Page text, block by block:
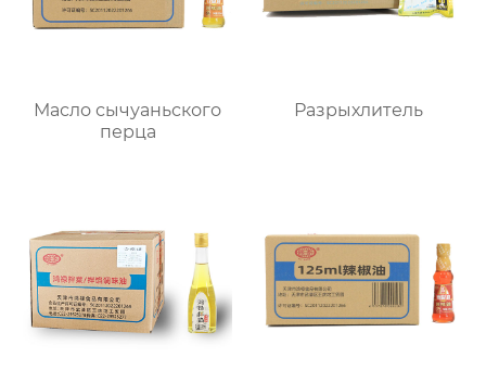
Масло сычуаньского
перца
Разрыхлитель